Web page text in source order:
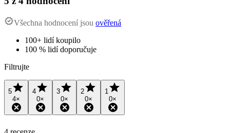
Všechna hodnocení jsou ověřená
100+ lidí koupilo
100 % lidí doporučuje
Filtrujte
5
4×
4
0×
3
0×
2
0×
1
0×